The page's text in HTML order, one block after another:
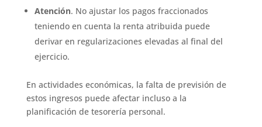
Atención. No ajustar los pagos fraccionados
teniendo en cuenta la renta atribuida puede
derivar en regularizaciones elevadas al final del
ejercicio.
En actividades económicas, la falta de previsión de
estos ingresos puede afectar incluso a la
planificación de tesorería personal.